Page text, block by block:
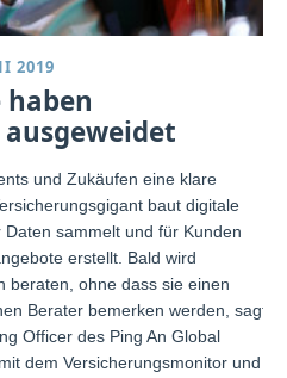
2019
haben
und Zukäufen eine klare
baut digitale
sammelt und für Kunden
erstellt. Bald wird
beraten, ohne dass sie einen
Berater bemerken werden, sagt
Officer des Ping An Global
dem Versicherungsmonitor und